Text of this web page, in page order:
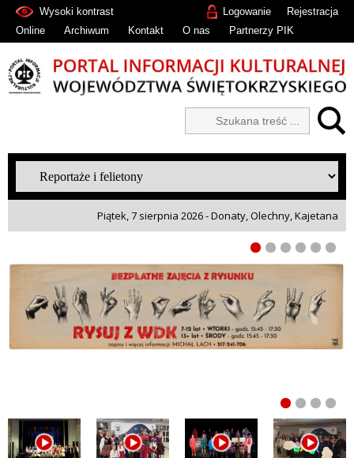
Rejestracja
Logowanie
Wysoki kontrast
Online
Archiwum Kontakt O nas Partnerzy PIK
Piątek, 7 sierpnia 2026 - Donaty, Olechny, Kajetana